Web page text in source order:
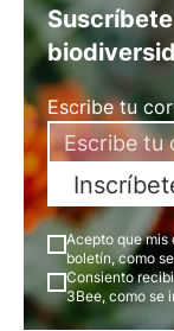
Escribe tu
Acepto que mis
boletín, como
Consiento
3Bee, como se